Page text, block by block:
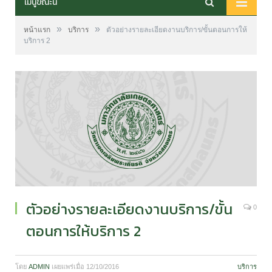
หน้าแรก » บริการ »
ตัวอย่างรายละเอียดงานบริการ/ขั้นตอนการให้
บริการ 2
ตัวอย่างรายละเอียดงานบริการ/ขั้น
ตอนการให้บริการ 2
0
โดย ADMIN เผยแพร่เมื่อ 12/10/2016 บริการ